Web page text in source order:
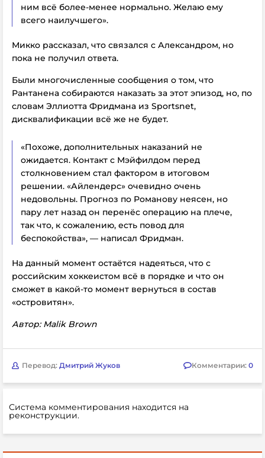
ним всё более-менее нормально. Желаю ему
всего наилучшего».
Микко рассказал, что связался с Александром, но
пока не получил ответа.
Были многочисленные сообщения о том, что
Рантанена собираются наказать за этот эпизод, но, по
словам Эллиотта Фридмана из Sportsnet,
дисквалификации всё же не будет.
«Похоже, дополнительных наказаний не
ожидается. Контакт с Мэйфилдом перед
столкновением стал фактором в итоговом
решении. «Айлендерс» очевидно очень
недовольны. Прогноз по Романову неясен, но
пару лет назад он перенёс операцию на плече,
так что, к сожалению, есть повод для
беспокойства», — написал Фридман.
На данный момент остаётся надеяться, что с
российским хоккеистом всё в порядке и что он
сможет в какой-то момент вернуться в состав
«островитян».
Автор: Malik Brown
Перевод: Дмитрий Жуков Комментарии: 0
Система комментирования находится на
реконструкции.